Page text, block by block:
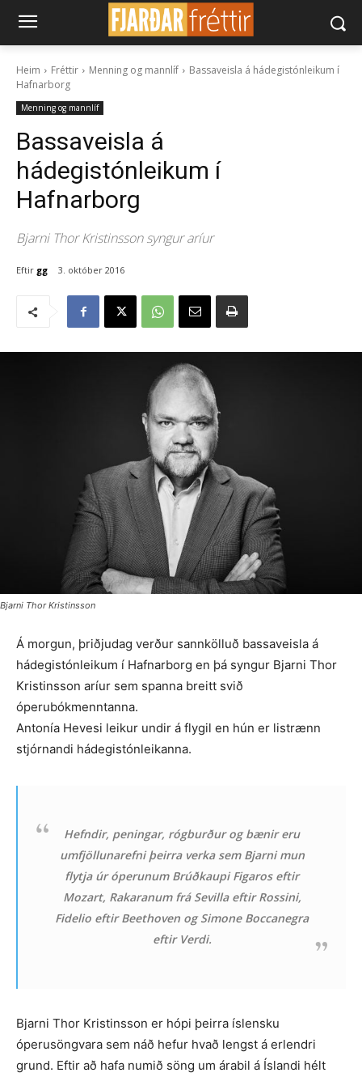
Heim Fréttir Menning og mannlíf
Bassaveisla á hádegistónleikum í
Hafnarborg
Menning og mannlíf
Bassaveisla á
hádegistónleikum í
Hafnarborg
Bjarni Thor Kristinsson syngur aríur
Eftir gg 3. október 2016
Bjarni Thor Kristinsson
Á morgun, þriðjudag verður sannkölluð bassaveisla á
hádegistónleikum í Hafnarborg en þá syngur Bjarni Thor
Kristinsson aríur sem spanna breitt svið
óperubókmenntanna.
Antonía Hevesi leikur undir á flygil en hún er listrænn
stjórnandi hádegistónleikanna.
Hefndir, peningar, rógburður og bænir eru
umfjöllunarefni þeirra verka sem Bjarni mun
flytja úr óperunum Brúðkaupi Figaros eftir
Mozart, Rakaranum frá Sevilla eftir Rossini,
Fidelio eftir Beethoven og Simone Boccanegra
eftir Verdi.
Bjarni Thor Kristinsson er hópi þeirra íslensku
óperusöngvara sem náð hefur hvað lengst á erlendri
grund. Eftir að hafa numið söng um árabil á Íslandi hélt